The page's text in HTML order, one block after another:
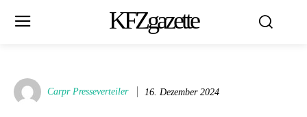
KFZgazette
Carpr Presseverteiler 16. Dezember 2024